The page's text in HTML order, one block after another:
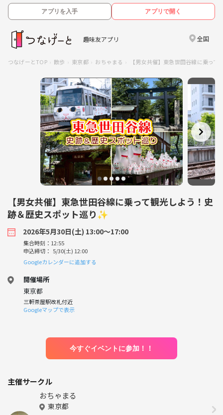
アプリを入手 アプリで開く
趣味友アプリ 全国
つなげーとTOP 散歩 東京都 おちゃまる 【男女共催】東急世田谷線に乗っ
【男女共催】東急世田谷線に乗って観光しよう！史
跡＆歴史スポット巡り✨
2026年5月30日(土) 13:00〜17:00
集合時刻：12:55
申込締切： 5/30(土) 12:00
Googleカレンダーに追加する
開催場所
東京都
三軒茶屋駅改札付近
Googleマップで表示
今すぐイベントに参加！！
主催サークル
おちゃまる
東京都